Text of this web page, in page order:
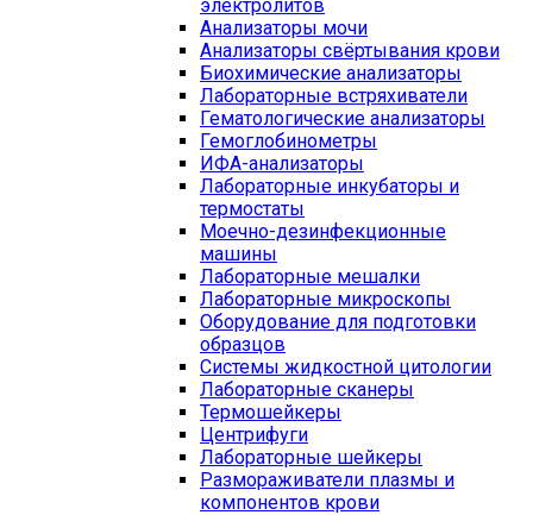
электролитов
Анализаторы мочи
Анализаторы свёртывания крови
Биохимические анализаторы
Лабораторные встряхиватели
Гематологические анализаторы
Гемоглобинометры
ИФА-анализаторы
Лабораторные инкубаторы и
термостаты
Моечно-дезинфекционные
машины
Лабораторные мешалки
Лабораторные микроскопы
Оборудование для подготовки
образцов
Системы жидкостной цитологии
Лабораторные сканеры
Термошейкеры
Центрифуги
Лабораторные шейкеры
Размораживатели плазмы и
компонентов крови